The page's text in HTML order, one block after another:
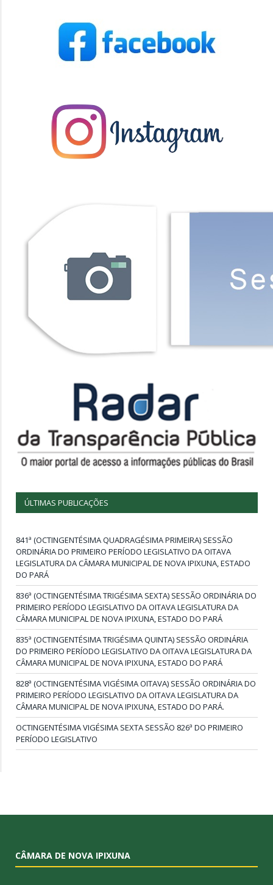
ÚLTIMAS PUBLICAÇÕES
841ª (OCTINGENTÉSIMA QUADRAGÉSIMA PRIMEIRA) SESSÃO
ORDINÁRIA DO PRIMEIRO PERÍODO LEGISLATIVO DA OITAVA
LEGISLATURA DA CÂMARA MUNICIPAL DE NOVA IPIXUNA, ESTADO
DO PARÁ
836ª (OCTINGENTÉSIMA TRIGÉSIMA SEXTA) SESSÃO ORDINÁRIA DO
PRIMEIRO PERÍODO LEGISLATIVO DA OITAVA LEGISLATURA DA
CÂMARA MUNICIPAL DE NOVA IPIXUNA, ESTADO DO PARÁ
835ª (OCTINGENTÉSIMA TRIGÉSIMA QUINTA) SESSÃO ORDINÁRIA
DO PRIMEIRO PERÍODO LEGISLATIVO DA OITAVA LEGISLATURA DA
CÂMARA MUNICIPAL DE NOVA IPIXUNA, ESTADO DO PARÁ
828ª (OCTINGENTÉSIMA VIGÉSIMA OITAVA) SESSÃO ORDINÁRIA DO
PRIMEIRO PERÍODO LEGISLATIVO DA OITAVA LEGISLATURA DA
CÂMARA MUNICIPAL DE NOVA IPIXUNA, ESTADO DO PARÁ.
OCTINGENTÉSIMA VIGÉSIMA SEXTA SESSÃO 826ª DO PRIMEIRO
PERÍODO LEGISLATIVO
CÂMARA DE NOVA IPIXUNA